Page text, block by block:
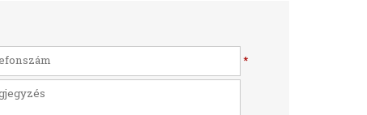
*